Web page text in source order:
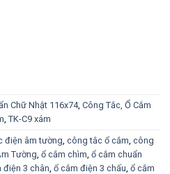
Chữ Nhật 116x74, Công Tắc, Ổ Cắm
TK-C9 xám
điện âm tường công tắc ổ cắm công
Tường ổ cắm chìm ổ cắm chuẩn
điện 3 chân ổ cắm điện 3 chấu ổ cắm